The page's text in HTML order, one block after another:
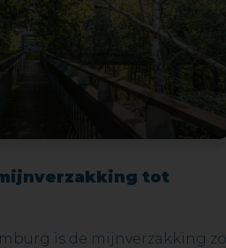
tot
is de mijnverzakking zo